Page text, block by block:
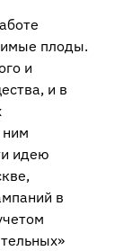
плоды.
и
и в
ним
идею
в